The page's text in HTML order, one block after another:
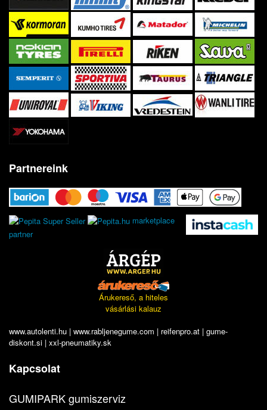
Partnereink
marketplace
partner
Árukereső, a hiteles
vásárlási kalauz
www.autolenti.hu | www.rabljenegume.com | reifenpro.at | gume-
diskont.si | xxl-pneumatiky.sk
Kapcsolat
GUMIPARK gumiszerviz